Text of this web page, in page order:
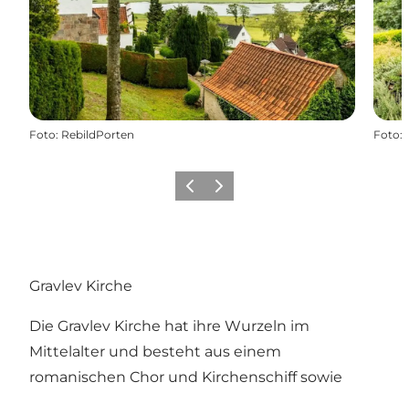
Foto: RebildPorten Foto:
Vorherige Folie
Nächste Folie
Gravlev Kirche
Die Gravlev Kirche hat ihre Wurzeln im
Mittelalter und besteht aus einem
romanischen Chor und Kirchenschiff sowie